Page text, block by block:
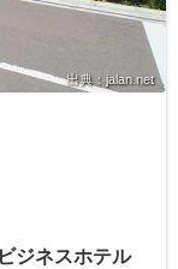
出典：jalan.net
ジネスホテル